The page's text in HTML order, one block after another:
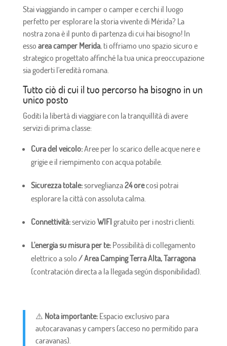
Stai viaggiando in camper o camper e cerchi il luogo
perfetto per esplorare la storia vivente di Mérida? La
nostra zona è il punto di partenza di cui hai bisogno! In
esso area camper Merida, ti offriamo uno spazio sicuro e
strategico progettato affinché la tua unica preoccupazione
sia goderti l'eredità romana.
Tutto ciò di cui il tuo percorso ha bisogno in un
unico posto
Goditi la libertà di viaggiare con la tranquillità di avere
servizi di prima classe:
Cura del veicolo:Aree per lo scarico delle acque nere e
grigie e il riempimento con acqua potabile.
Sicurezza totale:sorveglianza24 orecosì potrai
esplorare la città con assoluta calma.
Connettività:servizio WIFI gratuito per i nostri clienti.
L'energia su misura per te:Possibilità di collegamento
elettrico a solo / Area Camping Terra Alta, Tarragona
(contratación directa a la llegada según disponibilidad).
⚠️ Nota importante: Espacio exclusivo para
autocaravanas y campers (acceso no permitido para
caravanas).